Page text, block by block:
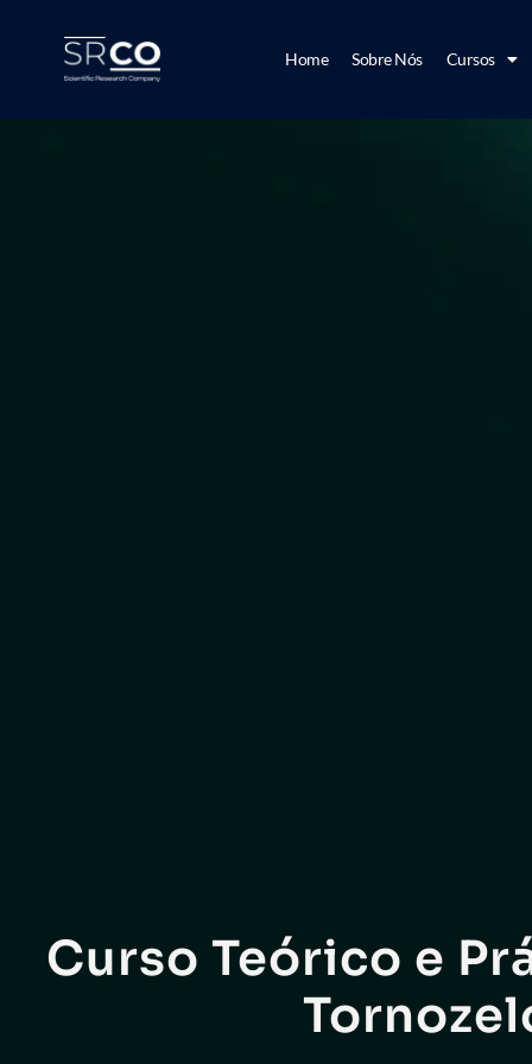
Home Sobre Nós Cursos
Curso Teórico e